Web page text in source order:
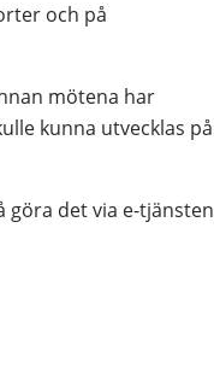
och på
mötena har
kunna utvecklas på
göra det via e-tjänsten